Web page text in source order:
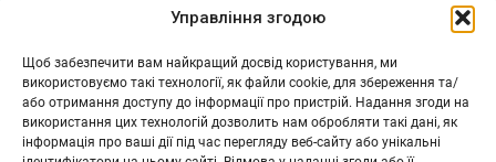
Управління згодою
Щоб забезпечити вам найкращий досвід користування, ми
використовуємо такі технології, як файли cookie, для збереження та/
або отримання доступу до інформації про пристрій. Надання згоди на
використання цих технологій дозволить нам обробляти такі дані, як
інформація про ваші дії під час перегляду веб-сайту або унікальні
PanTerrea — спільнота, що дбає про фермерів.
Ми об’єднуємо людей, досвід і рішення, щоб допомагати вам
розвивати ферму з упевненістю та підтримкою.
ТОВ Пантерея
ЄДРПОУ 46213847
76018, Україна, Івано-Франківський р-н, Івано-Франківська
обл., місто Івано-Франківськ, вулиця Сахарова Академіка,